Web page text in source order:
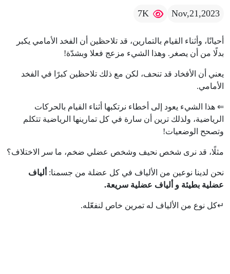
Nov,21,2023
7K
أحيانًا، وأثناء القيام بالتمارين، قد تلاحظين أن الفخد الأمامي يكبر
بدلًا من أن يصغر. وهذا الشيء مزعج فعلا وبشدّة!
يعني أن الأفخاد قد تنحف، لكن مع ذلك تلاحظين كبرًا في الفخد
الأمامي.
⇐ هذا الشيء يعود إلى أخطاء نرتكبها أثناء القيام بالحركات
الرياضية، ولذلك ترين أن سارة في كل تمارينها الرياضية تتكلم
وتصحح الوضعيات!
مثلًا، قد نرى شخص نحيف وشخص عضلي ضخم، ما سر الاختلاف؟
نحن لدينا نوعين من الألياف في كل عضلة من جسمنا: ألياف
عضلية بطيئة و ألياف عضلية سريعة.
↵كل نوع من الألياف له تمرين خاص لنفعّله.